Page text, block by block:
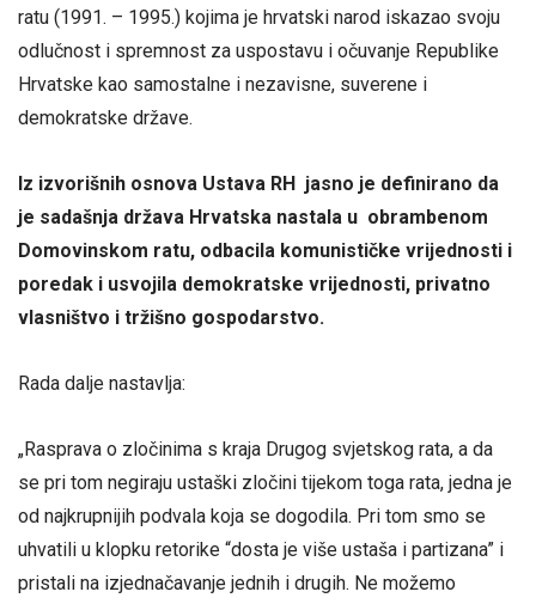
ratu (1991. – 1995.) kojima je hrvatski narod iskazao svoju
odlučnost i spremnost za uspostavu i očuvanje Republike
Hrvatske kao samostalne i nezavisne, suverene i
demokratske države.
Iz izvorišnih osnova Ustava RH jasno je definirano da
je sadašnja država Hrvatska nastala u obrambenom
Domovinskom ratu, odbacila komunističke vrijednosti i
poredak i usvojila demokratske vrijednosti, privatno
vlasništvo i tržišno gospodarstvo.
Rada dalje nastavlja:
„Rasprava o zločinima s kraja Drugog svjetskog rata, a da
se pri tom negiraju ustaški zločini tijekom toga rata, jedna je
od najkrupnijih podvala koja se dogodila. Pri tom smo se
uhvatili u klopku retorike “dosta je više ustaša i partizana” i
pristali na izjednačavanje jednih i drugih. Ne možemo